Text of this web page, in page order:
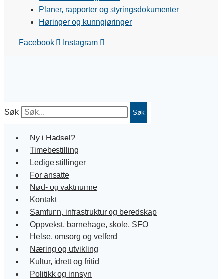
Planer, rapporter og styringsdokumenter
Høringer og kunngjøringer
Facebook Instagram
Søk Søk
Ny i Hadsel?
Timebestilling
Ledige stillinger
For ansatte
Nød- og vaktnumre
Kontakt
Samfunn, infrastruktur og beredskap
Oppvekst, barnehage, skole, SFO
Helse, omsorg og velferd
Næring og utvikling
Kultur, idrett og fritid
Politikk og innsyn